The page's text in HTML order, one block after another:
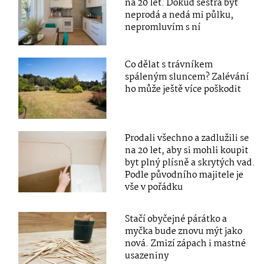
na 20 let. Dokud sestra byt
neprodá a nedá mi půlku,
nepromluvím s ní
Co dělat s trávníkem
spáleným sluncem? Zalévání
ho může ještě více poškodit
Prodali všechno a zadlužili se
na 20 let, aby si mohli koupit
byt plný plísně a skrytých vad.
Podle původního majitele je
vše v pořádku
Stačí obyčejné párátko a
myčka bude znovu mýt jako
nová. Zmizí zápach i mastné
usazeniny